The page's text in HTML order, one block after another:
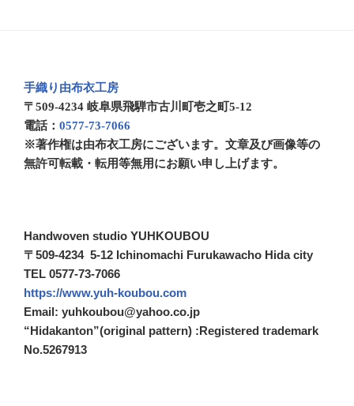
手織り由布衣工房
〒509-4234 岐阜県飛騨市古川町壱之町5-12
電話： 0577-73-7066
※著作権は由布衣工房にございます。文章及び画像等の
無許可転載・転用等無用にお願い申し上げます。
Handwoven studio YUHKOUBOU
〒509-4234 5-12 Ichinomachi Furukawacho Hida city
TEL 0577-73-7066
https://www.yuh-koubou.com
Email: yuhkoubou@yahoo.co.jp
“Hidakanton”(original pattern) :Registered trademark
No.5267913